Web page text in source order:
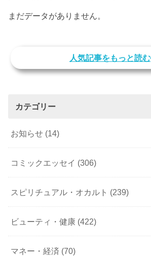
まだデータがありません。
人気記事をもっと読む
カテゴリー
お知らせ (14)
コミックエッセイ (306)
スピリチュアル・オカルト (239)
ビューティ・健康 (422)
マネー・経済 (70)